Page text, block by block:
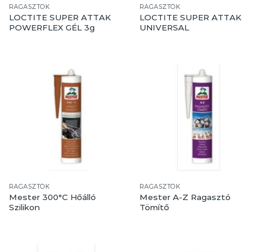
RAGASZTÓK
LOCTITE SUPER ATTAK
POWERFLEX GÉL 3g
RAGASZTÓK
LOCTITE SUPER ATTAK
UNIVERSAL
RAGASZTÓK
Mester 300°C Hőálló
Szilikon
RAGASZTÓK
Mester A-Z Ragasztó
Tömítő